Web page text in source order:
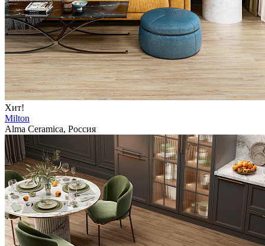
Хит!
Milton
Alma Ceramica, Россия